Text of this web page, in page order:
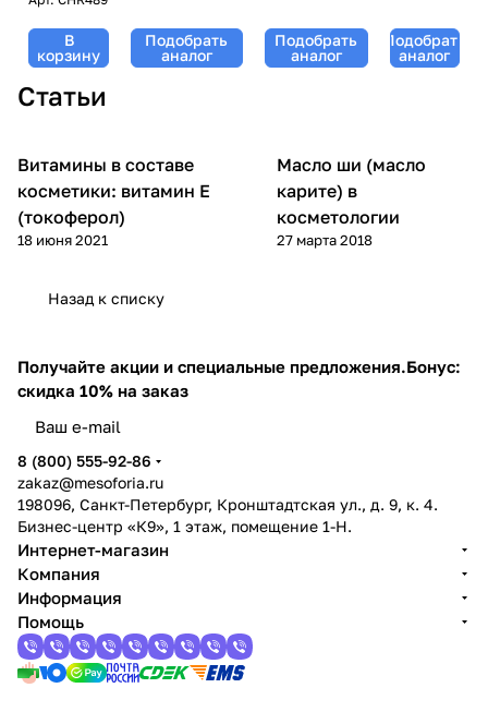
De Beaute,
Christina
(Кристина)
- 50 мл
В
корзину
Подобрать
аналог
Подобрать
аналог
Подобрать
аналог
Статьи
Уход за лицом
Витамины в составе
косметики: витамин Е
(токоферол)
18 июня 2021
Уход за телом
Масло ши (масло
карите) в
косметологии
27 марта 2018
Назад к списку
Получайте акции и специальные предложения.Бонус:
скидка 10% на заказ
8 (800) 555-92-86
zakaz@mesoforia.ru
198096, Санкт-Петербург, Кронштадтская ул., д. 9, к. 4.
Бизнес-центр «К9», 1 этаж, помещение 1-Н.
Интернет-магазин
Компания
Информация
Помощь